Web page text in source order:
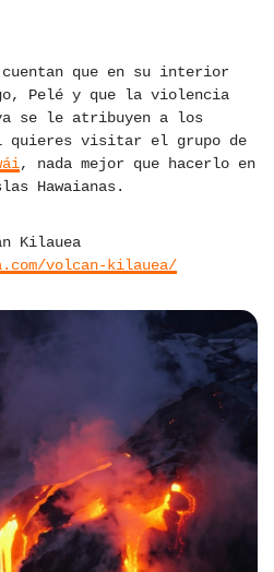
que en su interior
Pelé y que la violencia
se le atribuyen a los
quieres visitar el grupo de
, nada mejor que hacerlo en
Hawaianas.
Kilauea
volcan-kilauea/